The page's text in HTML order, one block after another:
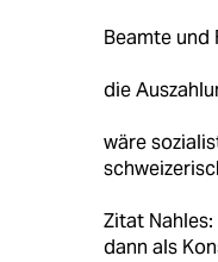
Beamte und
die
wäre
Zitat
dann als